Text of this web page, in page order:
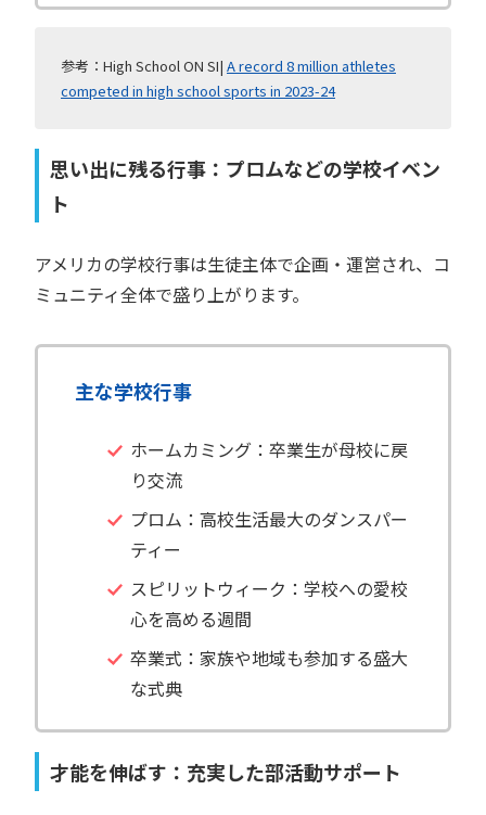
参考：High School ON SI| A record 8 million athletes
competed in high school sports in 2023-24
思い出に残る行事：プロムなどの学校イベン
ト
アメリカの学校行事は生徒主体で企画・運営され、コ
ミュニティ全体で盛り上がります。
主な学校行事
ホームカミング：卒業生が母校に戻
り交流
プロム：高校生活最大のダンスパー
ティー
スピリットウィーク：学校への愛校
心を高める週間
卒業式：家族や地域も参加する盛大
な式典
才能を伸ばす：充実した部活動サポート